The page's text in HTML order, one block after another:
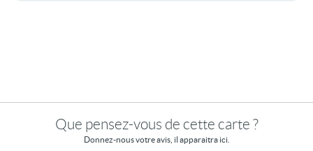
Que pensez-vous de cette carte ?
Donnez-nous votre avis, il apparaitra ici.